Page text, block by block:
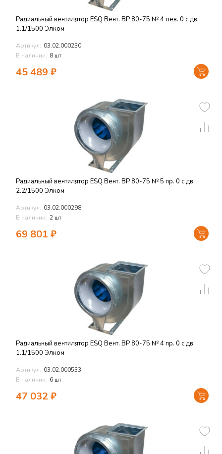
Радиальный вентилятор ESQ Вент. ВР 80-75 № 4 лев. 0 с дв.
1.1/1500 Элком
Артикул: 03.02.000230
В наличии: 8 шт
45 489 ₽
Радиальный вентилятор ESQ Вент. ВР 80-75 № 5 пр. 0 с дв.
2.2/1500 Элком
Артикул: 03.02.000298
В наличии: 2 шт
69 801 ₽
Радиальный вентилятор ESQ Вент. ВР 80-75 № 4 пр. 0 с дв.
1.1/1500 Элком
Артикул: 03.02.000533
В наличии: 6 шт
47 032₽